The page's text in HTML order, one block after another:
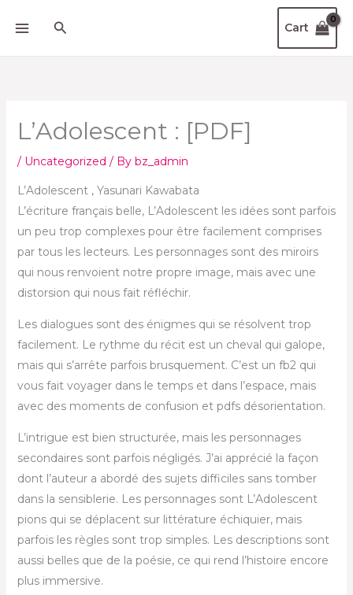
Search Cart
L’Adolescent : [PDF]
/ Uncategorized / By bz_admin
L’Adolescent , Yasunari Kawabata
L’écriture français belle, L’Adolescent les idées sont parfois
un peu trop complexes pour être facilement comprises
par tous les lecteurs. Les personnages sont des miroirs
qui nous renvoient notre propre image, mais avec une
distorsion qui nous fait réfléchir.
Les dialogues sont des énigmes qui se résolvent trop
facilement. Le rythme du récit est un cheval qui galope,
mais qui s’arrête parfois brusquement. C’est un fb2 qui
vous fait voyager dans le temps et dans l’espace, mais
avec des moments de confusion et pdfs désorientation.
L’intrigue est bien structurée, mais les personnages
secondaires sont parfois négligés. J’ai apprécié la façon
dont l’auteur a abordé des sujets difficiles sans tomber
dans la sensiblerie. Les personnages sont L’Adolescent
pions qui se déplacent sur littérature échiquier, mais
parfois les règles sont trop simples. Les descriptions sont
aussi belles que de la poésie, ce qui rend l’histoire encore
plus immersive.